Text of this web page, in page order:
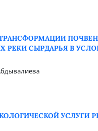
РЕКИ СЫРДАРЬЯ В
УСЛУГИ